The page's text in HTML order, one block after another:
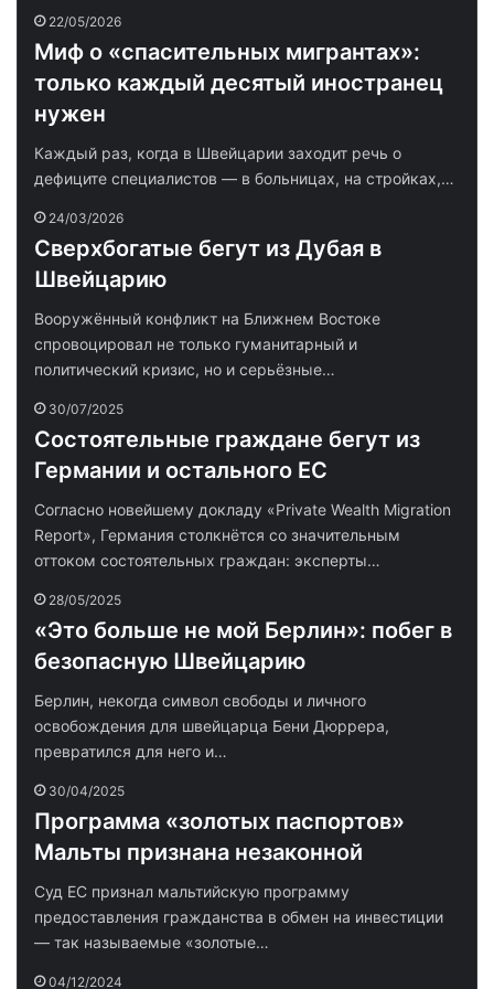
22/05/2026
Миф о «спасительных мигрантах»:
только каждый десятый иностранец
нужен
Каждый раз, когда в Швейцарии заходит речь о
дефиците специалистов — в больницах, на стройках,…
24/03/2026
Сверхбогатые бегут из Дубая в
Швейцарию
Вооружённый конфликт на Ближнем Востоке
спровоцировал не только гуманитарный и
политический кризис, но и серьёзные…
30/07/2025
Состоятельные граждане бегут из
Германии и остального ЕС
Согласно новейшему докладу «Private Wealth Migration
Report», Германия столкнётся со значительным
оттоком состоятельных граждан: эксперты…
28/05/2025
«Это больше не мой Берлин»: побег в
безопасную Швейцарию
Берлин, некогда символ свободы и личного
освобождения для швейцарца Бени Дюррера,
превратился для него и…
30/04/2025
Программа «золотых паспортов»
Мальты признана незаконной
Суд ЕС признал мальтийскую программу
предоставления гражданства в обмен на инвестиции
— так называемые «золотые…
04/12/2024